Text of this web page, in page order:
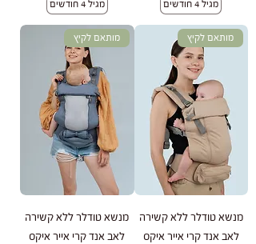
מגיל 4 חודשים מגיל 4 חודשים
מותאם לקיץ
מנשא טודלר ללא קשירה
לאב אנד קרי אייר איקס
מותאם לקיץ
מנשא טודלר ללא קשירה
לאב אנד קרי אייר איקס